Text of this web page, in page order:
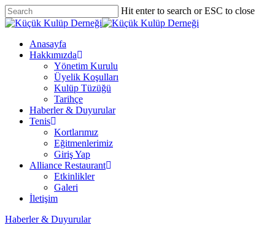
Skip
to
content
Hit enter to search or ESC to close
Close
Menu
Anasayfa
Hakkımızda
Yönetim Kurulu
Üyelik Koşulları
Kulüp Tüzüğü
Tarihçe
Haberler & Duyurular
Tenis
Kortlarımız
Eğitmenlerimiz
Giriş Yap
Alliance Restaurant
Etkinlikler
Galeri
İletişim
Haberler & Duyurular